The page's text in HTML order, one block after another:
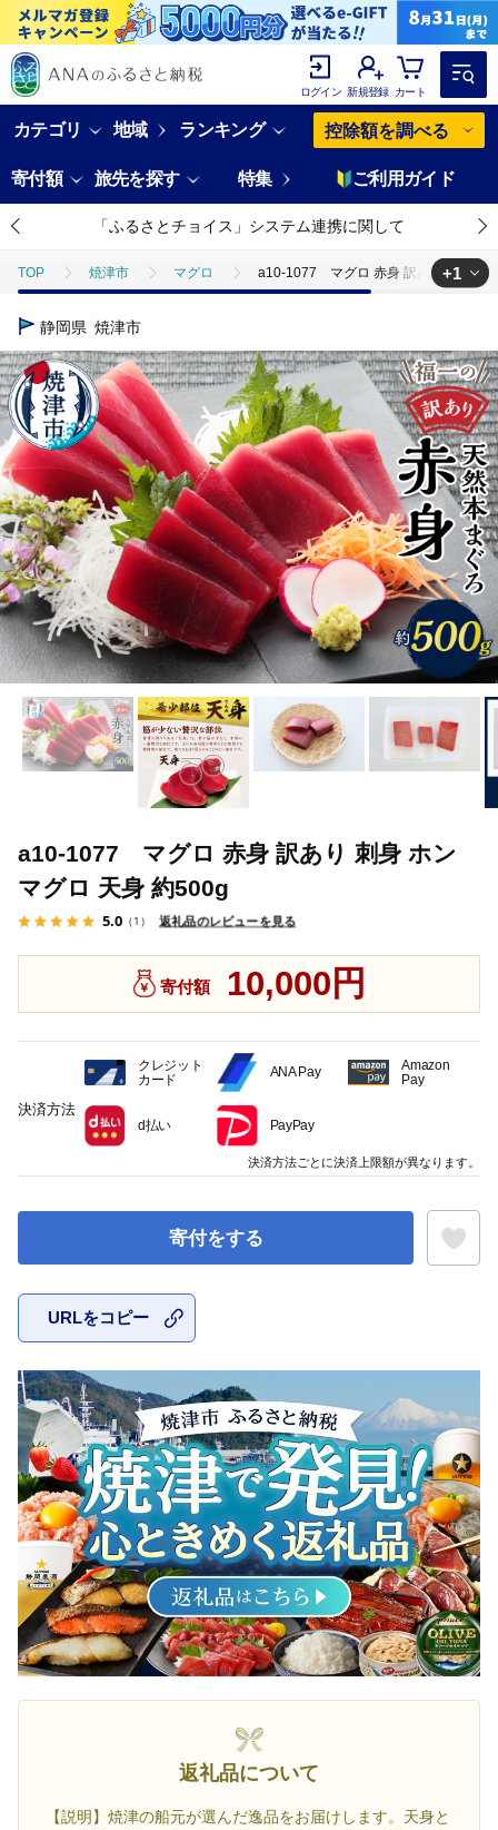
ログイン 新規登録 カート
カテゴリ 地域 ランキング 控除額を調べる
寄付額 旅先を探す 特集 ご利用ガイド
「ふるさとチョイス」システム連携に関して
TOP 焼津市 マグロ a10-1077 マグロ 赤身 訳あり 刺身 ホ
TOP
+1
静岡県 焼津市
a10-1077 マグロ 赤身 訳あり 刺身 ホン
マグロ 天身 約500g
5.0 （1） 返礼品のレビューを見る
寄付額 10,000円
寄付をする
URLをコピー
返礼品について
【説明】焼津の船元が選んだ逸品をお届けします。天身と
決済方法
クレジット
カード
ANA Pay
Amazon
Pay
d払い PayPay
決済方法ごとに決済上限額が異なります。